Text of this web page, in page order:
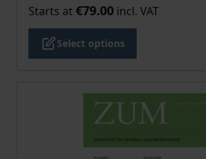
Starts at €79.00 incl. VAT
Select options